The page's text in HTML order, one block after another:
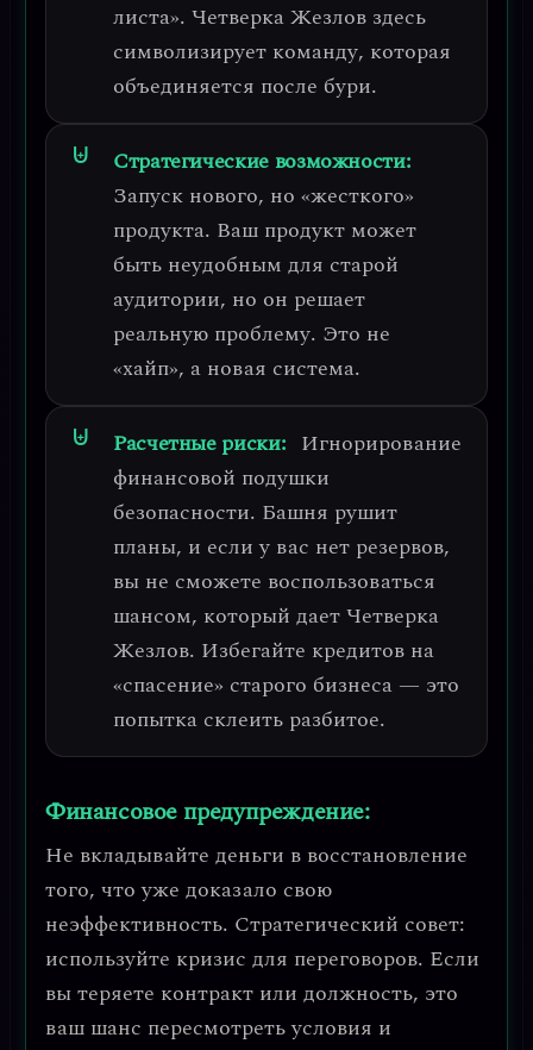
листа». Четверка Жезлов здесь
символизирует команду, которая
объединяется после бури.
Стратегические возможности:
Запуск нового, но «жесткого»
продукта. Ваш продукт может
быть неудобным для старой
аудитории, но он решает
реальную проблему. Это не
«хайп», а новая система.
Расчетные риски: Игнорирование
финансовой подушки
безопасности. Башня рушит
планы, и если у вас нет резервов,
вы не сможете воспользоваться
шансом, который дает Четверка
Жезлов. Избегайте кредитов на
«спасение» старого бизнеса — это
попытка склеить разбитое.
Финансовое предупреждение:
Не вкладывайте деньги в восстановление
того, что уже доказало свою
неэффективность. Стратегический совет:
используйте кризис для переговоров. Если
вы теряете контракт или должность, это
ваш шанс пересмотреть условия и